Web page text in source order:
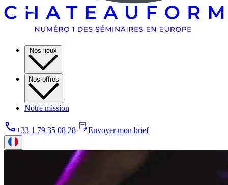
Nos lieux
Nos offres
Notre mission
+33 1 79 35 08 28 Envoyer mon brief